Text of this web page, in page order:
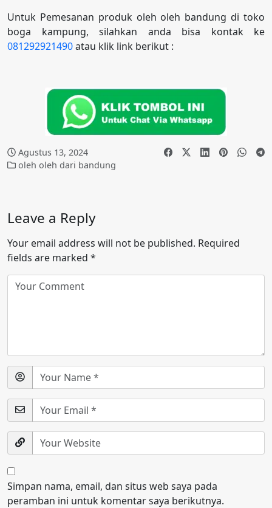
Untuk Pemesanan produk oleh oleh bandung di toko
boga kampung, silahkan anda bisa kontak ke
081292921490atau klik link berikut :
Agustus 13, 2024
oleh oleh dari bandung
Leave a Reply
Your email address will not be published. Required
fields are marked *
Simpan nama, email, dan situs web saya pada
peramban ini untuk komentar saya berikutnya.